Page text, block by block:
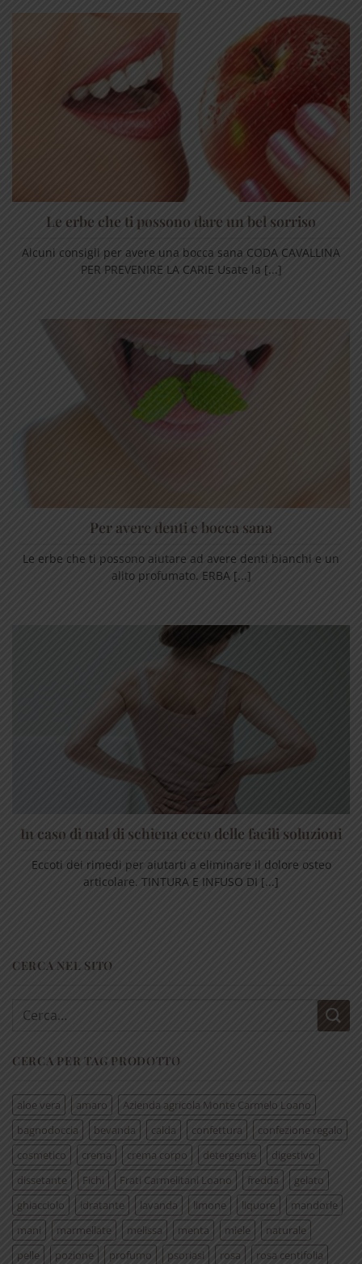
Le erbe che ti possono dare un bel sorriso
Alcuni consigli per avere una bocca sana CODA CAVALLINA
PER PREVENIRE LA CARIE Usate la [...]
Per avere denti e bocca sana
Le erbe che ti possono aiutare ad avere denti bianchi e un
alito profumato. ERBA [...]
In caso di mal di schiena ecco delle facili soluzioni
Eccoti dei rimedi per aiutarti a eliminare il dolore osteo
articolare. TINTURA E INFUSO DI [...]
CERCA NEL SITO
Cerca:
CERCA PER TAG PRODOTTO
aloe vera amaro
Azienda agricola Monte Carmelo Loano
bagnodoccia
bevanda calda confettura
confezione regalo
cosmetico
crema crema corpo detergente
digestivo
dissetante
Fichi Frati Carmelitani Loano fredda
gelato
ghiacciolo
idratante lavanda limone liquore
mandorle
mani
marmellate melissa menta miele
naturale
pelle
pozione profumo psoriasi rosa
rosa centifolia